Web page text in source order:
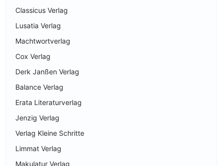
Classicus Verlag
Lusatia Verlag
Machtwortverlag
Cox Verlag
Derk Janßen Verlag
Balance Verlag
Erata Literaturverlag
Jenzig Verlag
Verlag Kleine Schritte
Limmat Verlag
Makulatur Verlag